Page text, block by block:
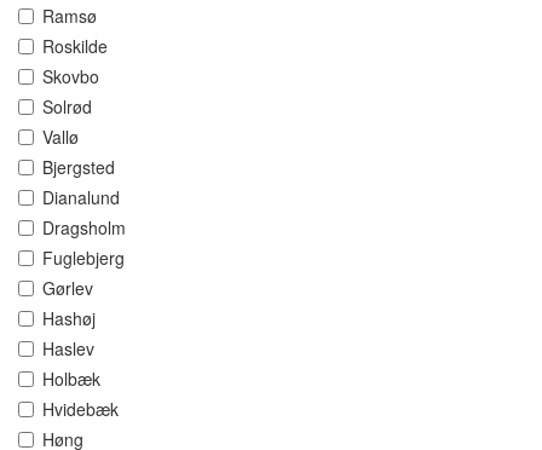
Ramsø
Roskilde
Skovbo
Solrød
Vallø
Bjergsted
Dianalund
Dragsholm
Fuglebjerg
Gørlev
Hashøj
Haslev
Holbæk
Hvidebæk
Høng